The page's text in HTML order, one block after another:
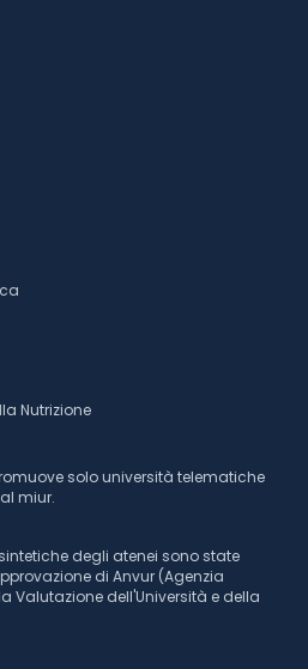
Nutrizione
solo università telematiche
miur.
degli atenei sono state
di Anvur (Agenzia
Valutazione dell'Università e della